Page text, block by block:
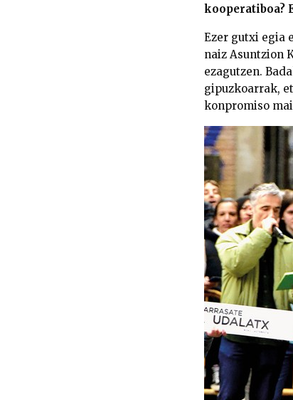
kooperatiboa?
Ezer gutxi egia
naiz Asuntzion
ezagutzen.
gipuzkoarrak,
konpromiso